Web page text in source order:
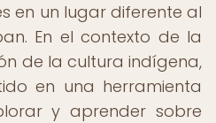
en un lugar diferente al
En el contexto de la
de la cultura indígena,
en una herramienta
y aprender sobre